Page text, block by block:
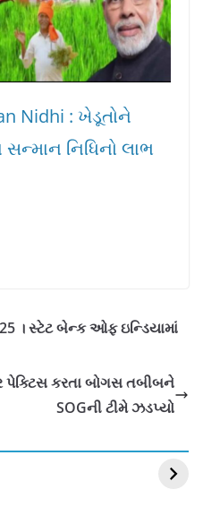
Nidhi : ખેડૂતોને
નિધિનો લાભ
। સ્ટેટ બેન્ક ઓફ ઇન્ડિયામાં
પેક્ટિસ કરતા બોગસ તબીબને
SOGની ટીમે ઝડપ્યો
DOMS IPO